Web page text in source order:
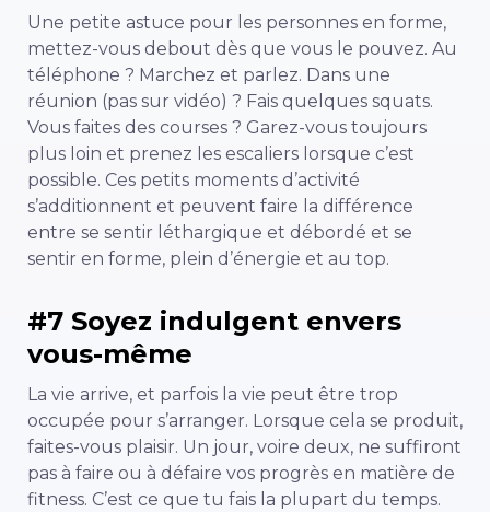
Une petite astuce pour les personnes en forme,
mettez-vous debout dès que vous le pouvez. Au
téléphone ? Marchez et parlez. Dans une
réunion (pas sur vidéo) ? Fais quelques squats.
Vous faites des courses ? Garez-vous toujours
plus loin et prenez les escaliers lorsque c’est
possible. Ces petits moments d’activité
s’additionnent et peuvent faire la différence
entre se sentir léthargique et débordé et se
sentir en forme, plein d’énergie et au top.
#7 Soyez indulgent envers
vous-même
La vie arrive, et parfois la vie peut être trop
occupée pour s’arranger. Lorsque cela se produit,
faites-vous plaisir. Un jour, voire deux, ne suffiront
pas à faire ou à défaire vos progrès en matière de
fitness. C’est ce que tu fais la plupart du temps.